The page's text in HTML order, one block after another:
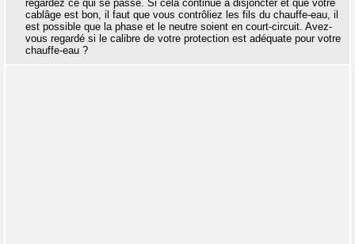
regardez ce qui se passe. Si cela continue à disjoncter et que votre
cablâge est bon, il faut que vous contrôliez les fils du chauffe-eau, il
est possible que la phase et le neutre soient en court-circuit. Avez-
vous regardé si le calibre de votre protection est adéquate pour votre
chauffe-eau ?